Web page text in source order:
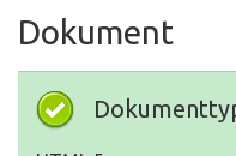
Dokument